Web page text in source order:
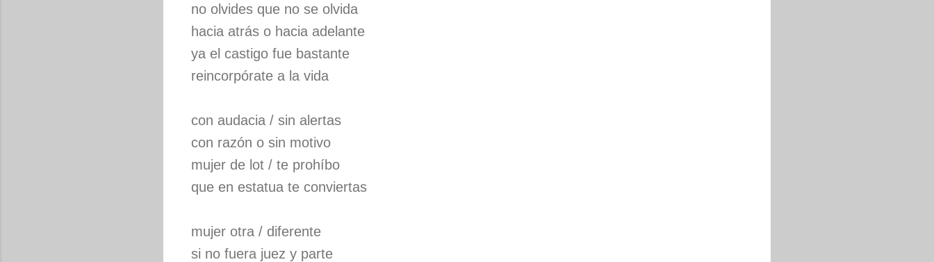
no olvides que no se olvida
hacia atrás o hacia adelante
ya el castigo fue bastante
reincorpórate a la vida
con audacia / sin alertas
con razón o sin motivo
mujer de lot / te prohíbo
que en estatua te conviertas
mujer otra / diferente
si no fuera juez y parte